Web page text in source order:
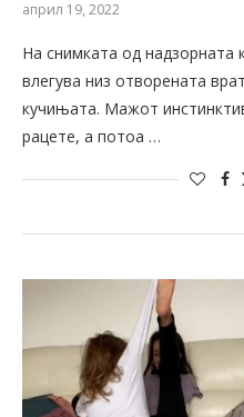
април 19, 2022
На снимката од надзорната
влегува низ отворената
кучињата. Мажот
рацете, а потоа …